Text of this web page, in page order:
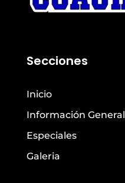
Secciones
Inicio
Información General
Especiales
Galeria